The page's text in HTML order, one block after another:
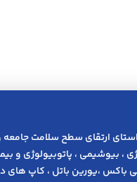
ارﺗﻘﺎی ﺳﻄﺢ ﺳﻼﻣﺖ ﺟﺎﻣﻌﻪ و
، ﺑﯿﻮﺷﯿﻤﯽ ، پاتوبیولوژی و
،یورین باتل ، کاپ های